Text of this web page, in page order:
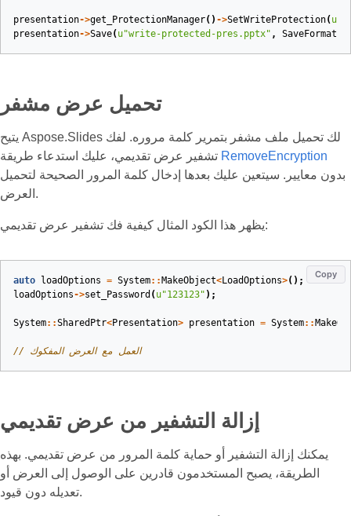
presentation->get_ProtectionManager() ->SetWriteProtection( u
presentation->Save( u"write-protected-pres.pptx" , SaveFormat
تحميل عرض مشفر
يتيح Aspose.Slides لك تحميل ملف مشفر بتمرير كلمة مروره. لفك
RemoveEncryption
بدون معايير. سيتعين عليك بعدها إدخال كلمة المرور الصحيحة لتحميل
العرض.
يظهر هذا الكود المثال كيفية فك تشفير عرض تقديمي:
Copy
auto loadOptions = System:: MakeObject<LoadOptions>();
loadOptions->set_Password ( u"123123" );
System::SharedPtr<Presentation> presentation = System::
// العمل مع العرض المفكوك
إزالة التشفير من عرض تقديمي
يمكنك إزالة التشفير أو حماية كلمة المرور من عرض تقديمي. بهذه
الطريقة، يصبح المستخدمون قادرين على الوصول إلى العرض أو
تعديله دون قيود.